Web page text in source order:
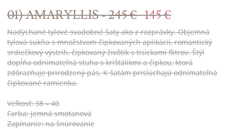
01) AMARYLLIS -245 € 145 €
Nadýchané tylové svadobné šaty ako z rozprávky. Objemná
tylová sukňa s množstvom čipkovaných aplikácií, romantický
srdiečkový výstrih, čipkovaný živôtik s tisíckami flitrov. Štýl
dopĺňa odnímateľná stuha s krištálikmi a čipkou, ktorá
zdôrazňuje prirodzený pás. K šatám prislúchajú odnímateľná
čipkované ramienka.
Veľkosť: 38 – 40
Farba: jemná smotanová
Zapínanie: na šnúrovanie